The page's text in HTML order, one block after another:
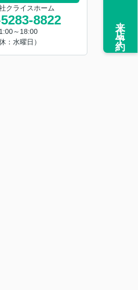
クライスホーム
8822
～18:00
休：水曜日）
来店予約